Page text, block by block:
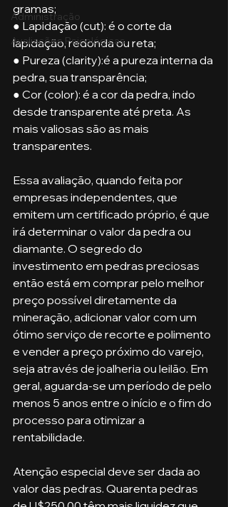
Administração
Avaliações Psicológicas
gramas;
● Lapidação (cut): é o corte da
lapidação, redonda ou reta;
● Pureza (clarity):é a pureza interna da
pedra, sua transparência;
● Cor (color): é a cor da pedra, indo
desde transparente até preta. As
mais valiosas são as mais
transparentes.
Essa avaliação, quando feita por
empresas independentes, que
emitem um certificado próprio, é que
irá determinar o valor da pedra ou
diamante. O segredo do
investimento em pedras preciosas
então está em comprar pelo melhor
preço possível diretamente da
mineração, adicionar valor com um
ótimo serviço de recorte e polimento
e vender a preço próximo do varejo,
seja através de joalheria ou leilão. Em
geral, aguarda-se um período de pelo
menos 5 anos entre o início e o fim do
processo para otimizar a
rentabilidade.
Atenção especial deve ser dada ao
valor das pedras. Quarenta pedras